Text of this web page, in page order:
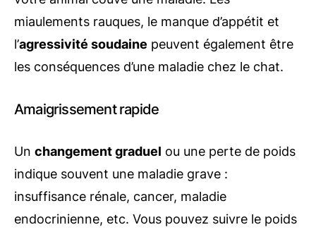
miaulements rauques, le manque d’appétit et
l’agressivité soudaine peuvent également être
les conséquences d’une maladie chez le chat.
Amaigrissement rapide
Un changement graduel ou une perte de poids
indique souvent une maladie grave :
insuffisance rénale, cancer, maladie
endocrinienne, etc. Vous pouvez suivre le poids